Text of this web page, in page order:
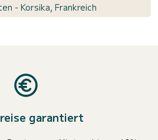
- Korsika, Frankreich
garantiert